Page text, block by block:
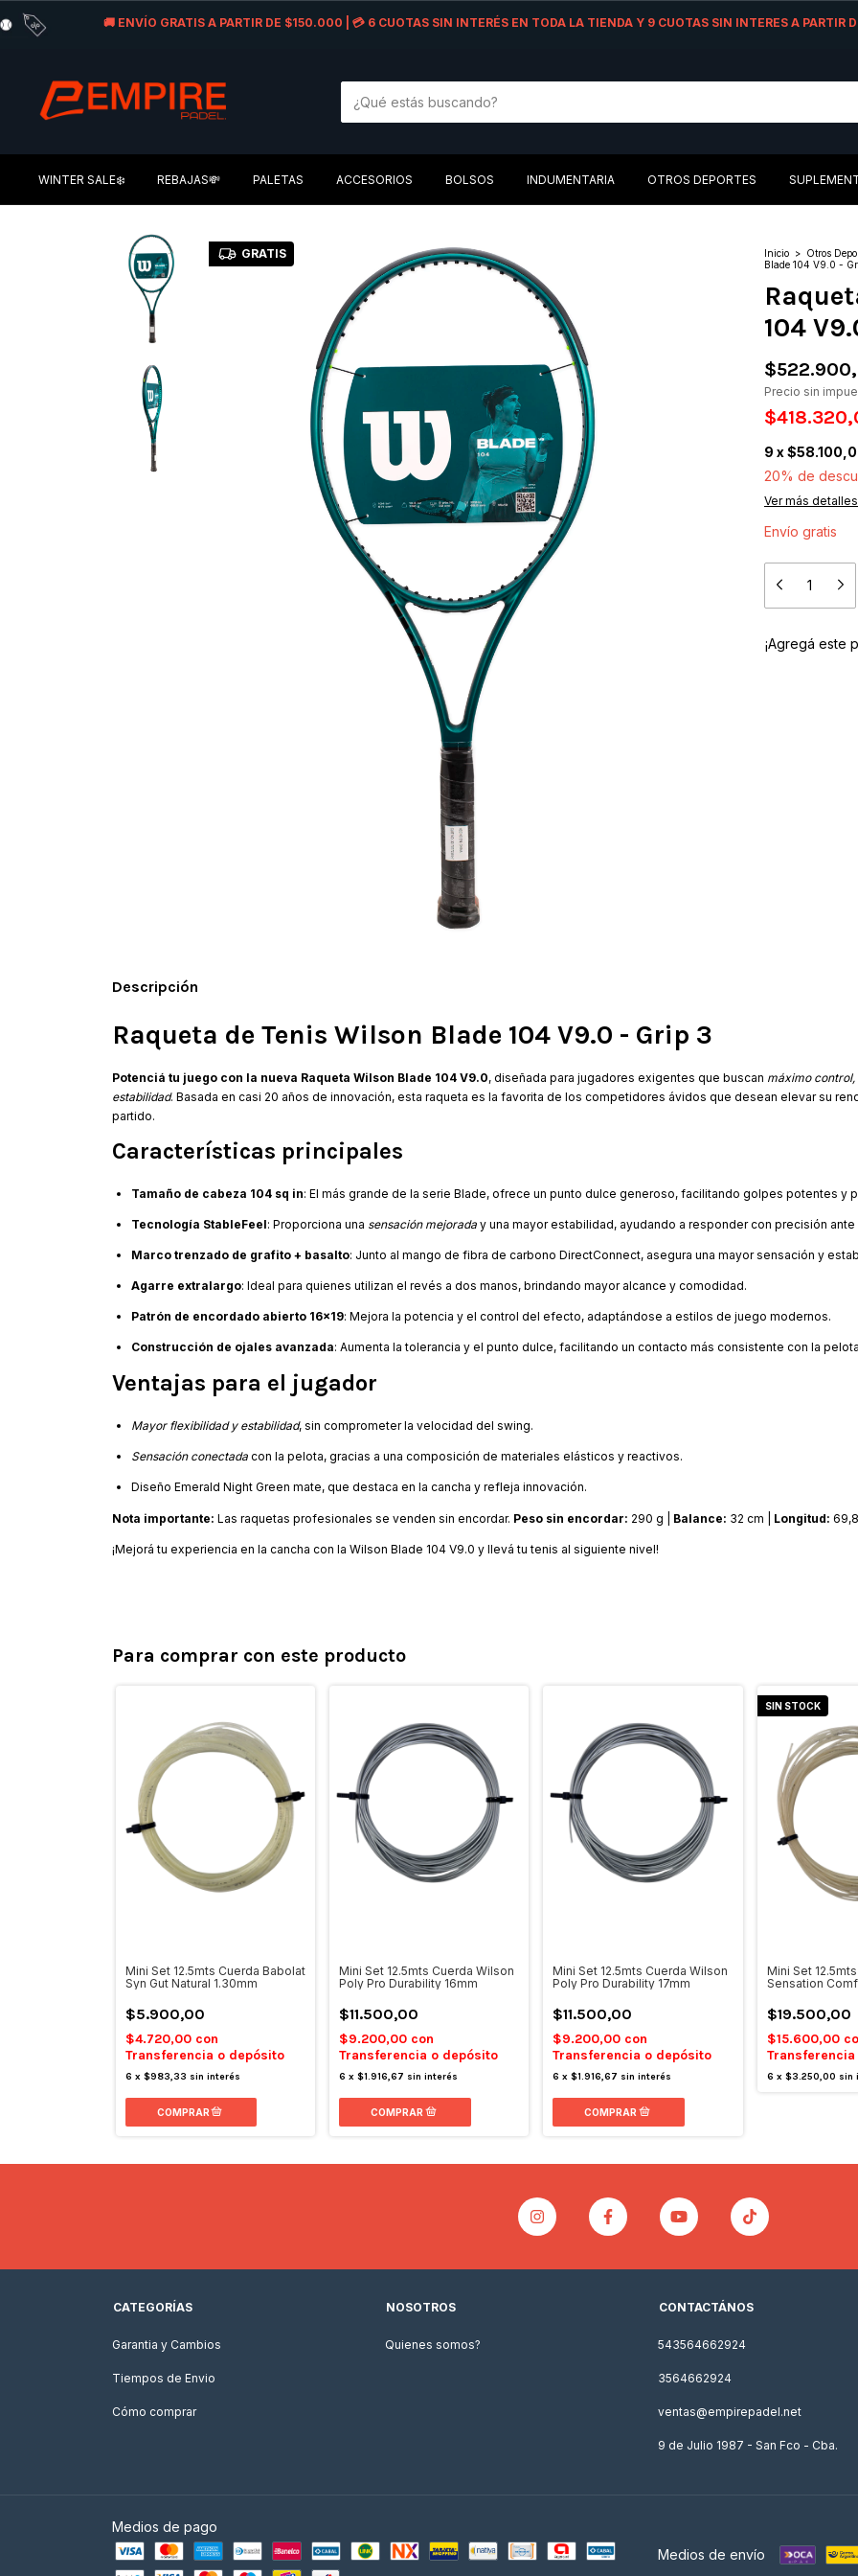
🚚 ENVÍO GRATIS A PARTIR DE $150.000 | 💳 6 CUOTAS SIN INTERÉS EN TODA LA TIENDA Y 9 CUOTAS SIN INTERES A
WINTER SALE❄️ REBAJAS💸 PALETAS ACCESORIOS BOLSOS INDUMENTARIA OTROS DEPORTES
GRATIS Inicio > Otros
Blade 104 V9.0 -
104
Precio sin
9 x
20% de
Ver más detalles
Envío gratis
¡Agregá este
Descripción
Raqueta de Tenis Wilson Blade 104 V9.0 - Grip 3
Potenciá tu juego con la nueva Raqueta Wilson Blade 104 V9.0, diseñada para jugadores exigentes que buscan máximo control,
estabilidad. Basada en casi 20 años de innovación, esta raqueta es la favorita de los competidores ávidos que desean elevar su
partido.
Características principales
Tamaño de cabeza 104 sq in: El más grande de la serie Blade, ofrece un punto dulce generoso, facilitando golpes potentes y
Tecnología StableFeel: Proporciona una sensación mejorada y una mayor estabilidad, ayudando a responder con precisión
Marco trenzado de grafito + basalto: Junto al mango de fibra de carbono DirectConnect, asegura una mayor sensación y
Agarre extralargo: Ideal para quienes utilizan el revés a dos manos, brindando mayor alcance y comodidad.
Patrón de encordado abierto 16x19: Mejora la potencia y el control del efecto, adaptándose a estilos de juego modernos.
Construcción de ojales avanzada: Aumenta la tolerancia y el punto dulce, facilitando un contacto más consistente con la
Ventajas para el jugador
Mayor flexibilidad y estabilidad, sin comprometer la velocidad del swing.
Sensación conectada con la pelota, gracias a una composición de materiales elásticos y reactivos.
Diseño Emerald Night Green mate, que destaca en la cancha y refleja innovación.
Nota importante: Las raquetas profesionales se venden sin encordar. Peso sin encordar: 290 g | Balance: 32 cm | Longitud:
¡Mejorá tu experiencia en la cancha con la Wilson Blade 104 V9.0 y llevá tu tenis al siguiente nivel!
Para comprar con este producto
Mini Set 12.5mts Cuerda Babolat
Syn Gut Natural 1.30mm
$5.900,00
$4.720,00 con
Transferencia o depósito
6 x $983,33 sin interés
Mini Set 12.5mts Cuerda Wilson
Poly Pro Durability 16mm
$11.500,00
$9.200,00 con
Transferencia o depósito
6 x$1.916,67 sin interés
Mini Set 12.5mts Cuerda Wilson
Poly Pro Durability 17mm
$11.500,00
$9.200,00 con
Transferencia o depósito
6 x$1.916,67 sin interés
SIN STOCK
Mini Set
Sensation
$19.500,00
$15.600,00
6 x $3.250,00 sin
CATEGORÍAS
Garantia y Cambios
Tiempos de Envio
Cómo comprar
NOSOTROS
Quienes somos?
CONTACTÁNOS
543564662924
3564662924
ventas@empirepadel.net
9 de Julio 1987 - San Fco - Cba.
Medios de pago
Medios de envío